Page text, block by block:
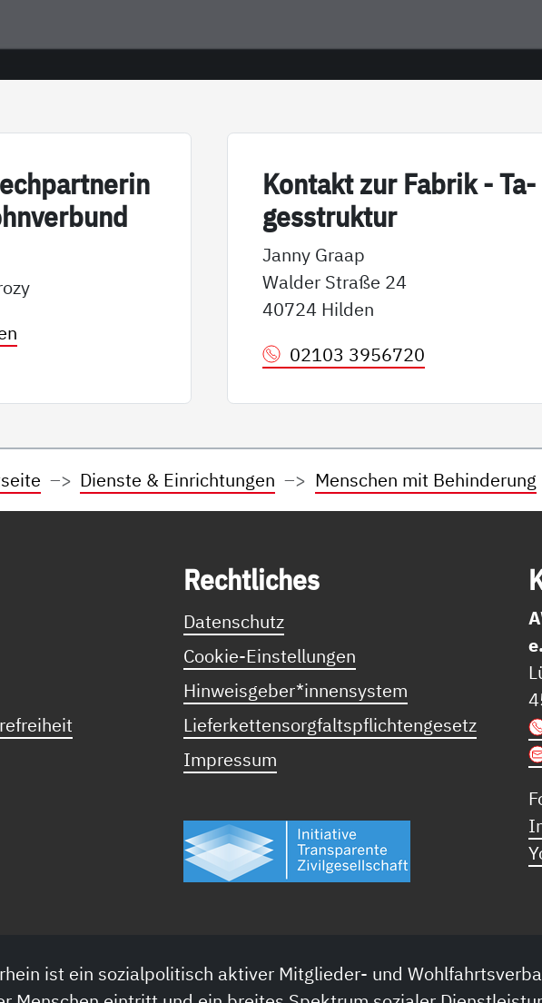
Kon­takt zur Fa­brik - Ta­
ges­struk­tur
Janny Graap
Walder Straße 24
40724 Hilden
02103 3956720
Dienste & Einrichtungen Menschen mit Behinderung
Recht­li­ches
Datenschutz
Cookie-Einstellungen
Hinweisgeber*innensystem
Lieferkettensorgfaltspflichtengesetz
Impressum
ist ein sozialpolitisch aktiver Mitglieder- und